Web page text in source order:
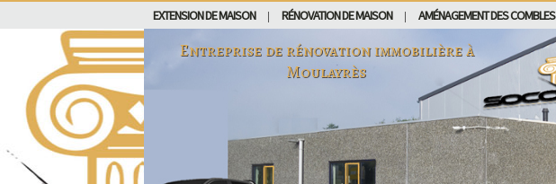
EXTENSION DE MAISON RÉNOVATION DE MAISON AMÉNAGEMENT DES COMBLES
Entreprise de rénovation immobilière à
Moulayrès